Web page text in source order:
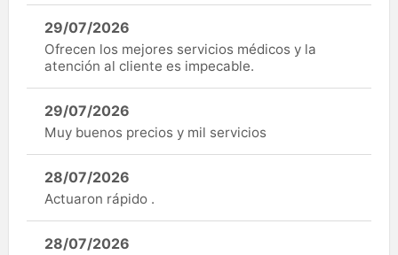
29/07/2026
Ofrecen los mejores servicios médicos y la
atención al cliente es impecable.
29/07/2026
Muy buenos precios y mil servicios
28/07/2026
Actuaron rápido .
28/07/2026